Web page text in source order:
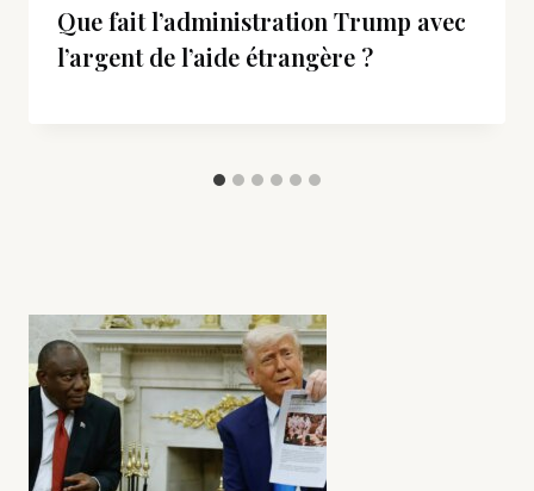
Que fait l’administration Trump avec
l’argent de l’aide étrangère ?